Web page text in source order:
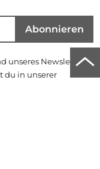
Abonnieren
unseres Newsletters
du in unserer